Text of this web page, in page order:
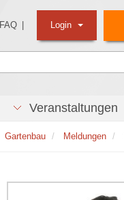
FAQ Login
Veranstaltungen
Gartenbau Meldungen